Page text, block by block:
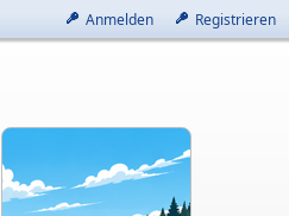
Anmelden Registrieren